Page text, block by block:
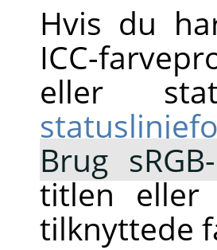
Hvis du
ICC-
eller
Brug
titlen eller
tilknyttede